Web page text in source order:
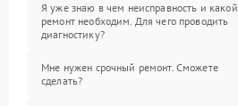
Я уже знаю в чем неисправность и какой
ремонт необходим. Для чего проводить
диагностику?
Мне нужен срочный ремонт. Сможете
сделать?